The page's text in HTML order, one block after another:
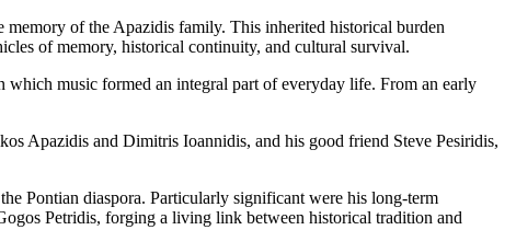
of the Apazidis family. This inherited historical burden
of memory, historical continuity, and cultural survival.
music formed an integral part of everyday life. From an early
Apazidis and Dimitris Ioannidis, and his good friend Steve Pesiridis,
Pontian diaspora. Particularly significant were his long-term
Petridis, forging a living link between historical tradition and